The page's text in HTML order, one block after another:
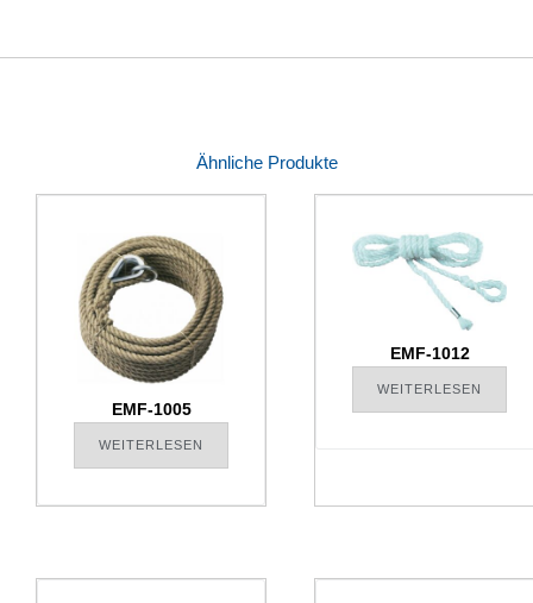
Ähnliche Produkte
EMF-1005
WEITERLESEN
EMF-1012
WEITERLESEN